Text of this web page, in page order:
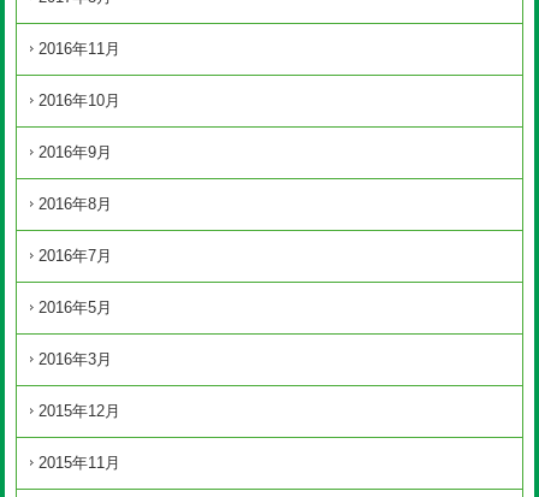
2016年11月
2016年10月
2016年9月
2016年8月
2016年7月
2016年5月
2016年3月
2015年12月
2015年11月